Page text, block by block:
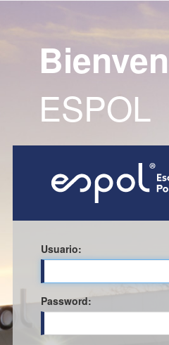
ESPOL
Usuario:
Password: